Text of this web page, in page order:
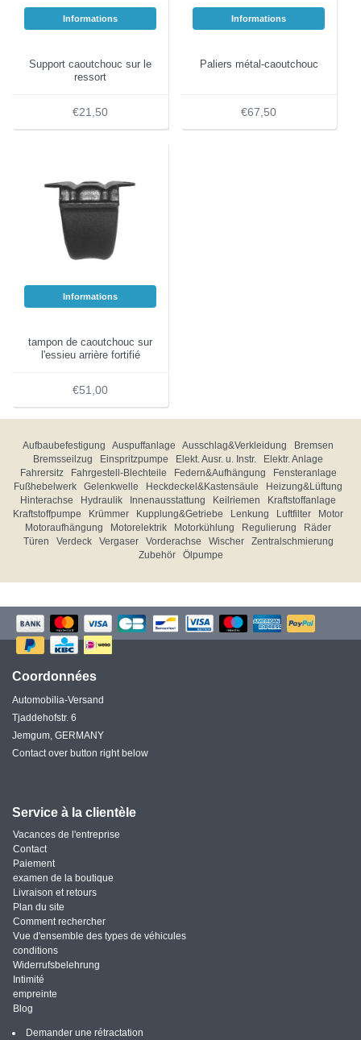
Informations
Support caoutchouc sur le
ressort
€21,50
Informations
Paliers métal-caoutchouc
€67,50
Informations
tampon de caoutchouc sur
l'essieu arrière fortifié
€51,00
Aufbaubefestigung Auspuffanlage Ausschlag&Verkleidung
Bremsen
Bremsseilzug
Einspritzpumpe Elekt. Ausr. u. Instr.
Elektr. Anlage
Fahrersitz
Fahrgestell-Blechteile Federn&Aufhängung
Fensteranlage
Fußhebelwerk
Gelenkwelle Heckdeckel&Kastensäule
Heizung&Lüftung
Hinterachse
Hydraulik Innenausstattung Keilriemen
Kraftstoffanlage
Kraftstoffpumpe
Krümmer Kupplung&Getriebe Lenkung Luftfilter
Motor
Motoraufhängung
Motorelektrik Motorkühlung Regulierung
Räder
Türen
Verdeck Vergaser Vorderachse Wischer
Zentralschmierung
Zubehör
Ölpumpe
Coordonnées
Automobilia-Versand
Tjaddehofstr. 6
Jemgum, GERMANY
Contact over button right below
Service à la clientèle
Vacances de l'entreprise
Contact
Paiement
examen de la boutique
Livraison et retours
Plan du site
Comment rechercher
Vue d'ensemble des types de véhicules
conditions
Widerrufsbelehrung
Intimité
empreinte
Blog
Demander une rétractation